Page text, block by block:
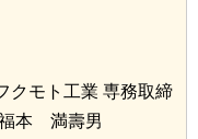
モト工業 専務取締
本 満壽男